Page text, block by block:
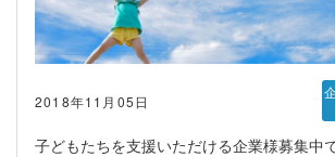
2018年11月05日
子どもたちを支援いただける企業様募集中